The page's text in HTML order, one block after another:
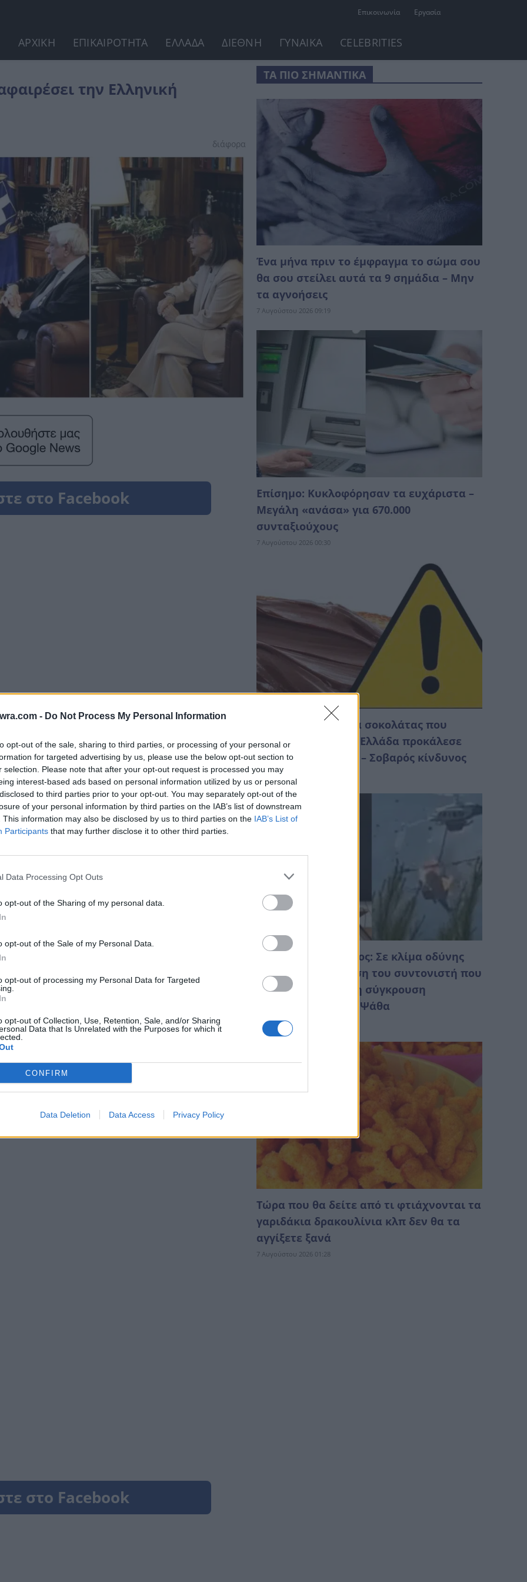
- Do Not Process My Personal Information
opt-out of the sale, sharing to third parties, or processing of your personal or
for targeted advertising by us, please use the below opt-out section to
selection. Please note that after your opt-out request is processed you may
interest-based ads based on personal information utilized by us or personal
to third parties prior to your opt-out. You may separately opt-out of the
of your personal information by third parties on the IAB’s list of downstream
This information may also be disclosed by us to third parties on the IAB’s List of
Participants that may further disclose it to other third parties.
Data Processing Opt Outs
opt-out of the Sharing of my personal data.
opt-out of the Sale of my Personal Data.
opt-out of processing my Personal Data for Targeted
opt-out of Collection, Use, Retention, Sale, and/or Sharing
Data that Is Unrelated with the Purposes for which it
CONFIRM
Data Deletion Data Access Privacy Policy
Επικοινωνία Εργασία
ΑΡΧΙΚΗ ΕΠΙΚΑΙΡΟΤΗΤΑ ΕΛΛΑΔΑ ΔΙΕΘΝΗ ΓΥΝΑΙΚΑ CELEBRITIES
την Ελληνική
διάφορα
οι αθλητές μας από το Τόκιο που
πατρίδα μας ακούγοντας όλος ο πλανήτης
χώρο που εσείς ,είστε η μόνη πρόεδρος
σημαία; Μήπως η ελληνική σημαία σας
ΤΑ ΠΙΟ ΣΗΜΑΝΤΙΚΑ
Ένα μήνα πριν το έμφραγμα το σώμα σου
θα σου στείλει αυτά τα 9 σημάδια – Μην
τα αγνοήσεις
7 Αυγούστου 2026 09:19
Επίσημο: Κυκλοφόρησαν τα ευχάριστα –
Μεγάλη «ανάσα» για 670.000
συνταξιούχους
7 Αυγούστου 2026 00:30
Δημοφιλές άλειμμα σοκολάτας που
πωλείται και στην Ελλάδα προκάλεσε
αναφυλακτικό σοκ – Σοβαρός κίνδυνος
7 Αυγούστου 2026 22:31
Αριστοτέλης Δαμίγος: Σε κλίμα οδύνης
έγινε η αποτέφρωση του συντονιστή που
σκοτώθηκε μετά τη σύγκρουση
ελικοπτέρων στην Ψάθα
7 Αυγούστου 2026 02:31
Τώρα που θα δείτε από τι φτιάχνονται τα
γαριδάκια δρακουλίνια κλπ δεν θα τα
αγγίξετε ξανά
7 Αυγούστου 2026 01:28